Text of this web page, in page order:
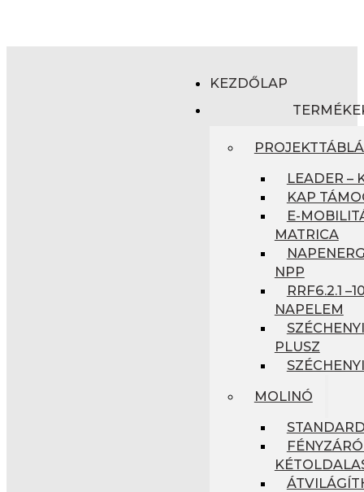
KEZDŐLAP
LEADER –
KAP
E-
MATRICA
NPP
RRF6.2.1
NAPELEM
PLUSZ
MOLINÓ